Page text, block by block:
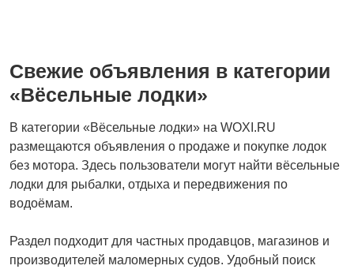
Свежие объявления в категории
«Вёсельные лодки»
В категории «Вёсельные лодки» на WOXI.RU
размещаются объявления о продаже и покупке лодок
без мотора. Здесь пользователи могут найти вёсельные
лодки для рыбалки, отдыха и передвижения по
водоёмам.
Раздел подходит для частных продавцов, магазинов и
производителей маломерных судов. Удобный поиск